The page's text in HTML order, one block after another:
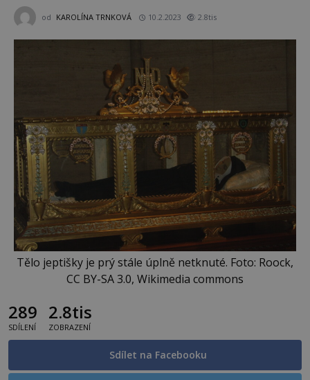
od KAROLÍNA TRNKOVÁ 10.2.2023 2.8tis
Tělo jeptišky je prý stále úplně netknuté. Foto: Roock,
CC BY-SA 3.0, Wikimedia commons
289
SDÍLENÍ
2.8tis
ZOBRAZENÍ
Sdílet na Facebooku